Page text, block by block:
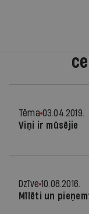
Tēma 03.04.2019.
Viņi ir mūsējie
Dzīve 10.08.2016.
Mīlēti un